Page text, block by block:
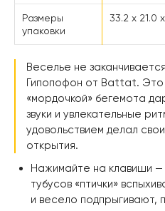
Размеры
упаковки
33.2 х 21.0
Веселье не
Гипопофон от Battat. Это
«мордочкой» бегемота
звуки и увлекательные
удовольствием делал
открытия.
Нажимайте на клавиши —
тубусов «птички»
и весело подпрыгивают,